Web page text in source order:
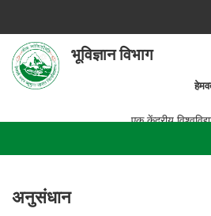
main
content
भूविज्ञान विभाग
हेमवती नंदन बहुगुणा
एक केंद्रीय
अनुसंधान